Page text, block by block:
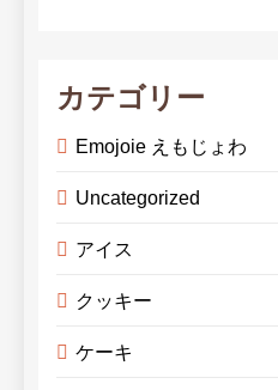
カテゴリー
Emojoie えもじょわ
Uncategorized
アイス
クッキー
ケーキ